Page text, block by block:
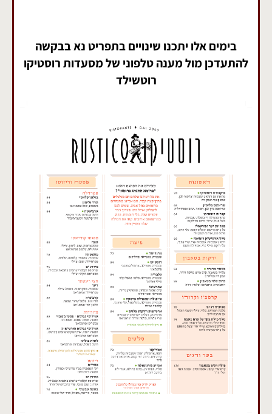
בימים אלו יתכנו שינויים בתפריט נא בבקשה
להתעדכן ‏מול מענה טלפוני של מסעדות רוסטיקו
רוטשילד